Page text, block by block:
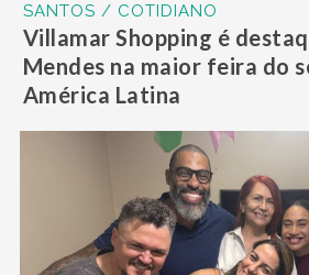
SANTOS / COTIDIANO
Villamar Shopping é
Mendes na maior feira do
América Latina